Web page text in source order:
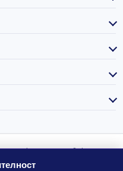
търговско
показват без ДДС, а ДДС се